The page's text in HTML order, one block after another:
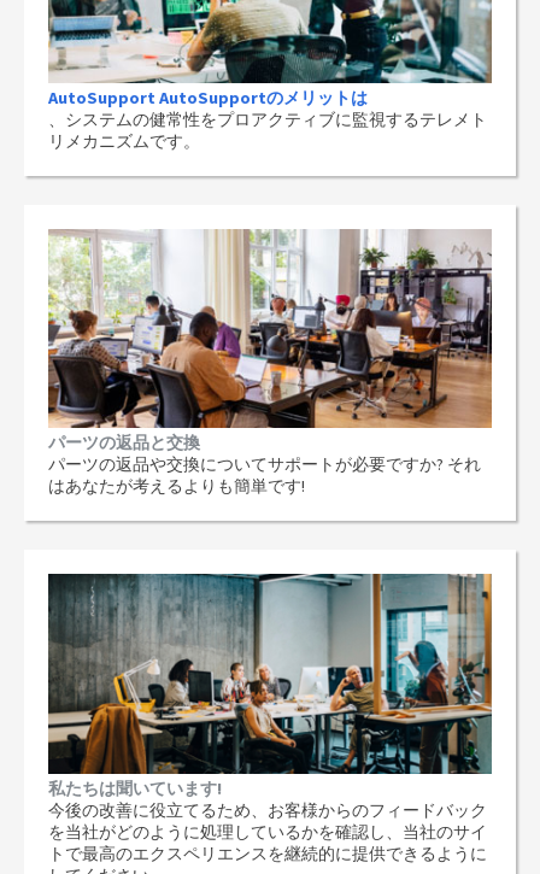
AutoSupport AutoSupportのメリットは
、システムの健常性をプロアクティブに監視するテレメト
リメカニズムです。
パーツの返品と交換
パーツの返品や交換についてサポートが必要ですか? それ
はあなたが考えるよりも簡単です!
私たちは聞いています!
今後の改善に役立てるため、お客様からのフィードバック
を当社がどのように処理しているかを確認し、当社のサイ
トで最高のエクスペリエンスを継続的に提供できるように